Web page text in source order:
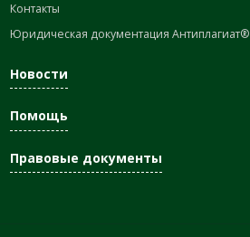
Контакты
Юридическая документация Антиплагиат®
Новости
Помощь
Правовые документы